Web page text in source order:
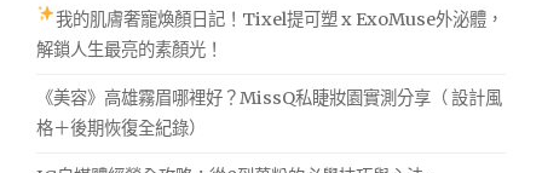
我的肌膚奢寵煥顏日記！Tixel提可塑 x ExoMuse外泌體，
解鎖人生最亮的素顏光！
《美容》高雄霧眉哪裡好？MissQ私睫妝園實測分享（ 設計風
格＋後期恢復全紀錄）